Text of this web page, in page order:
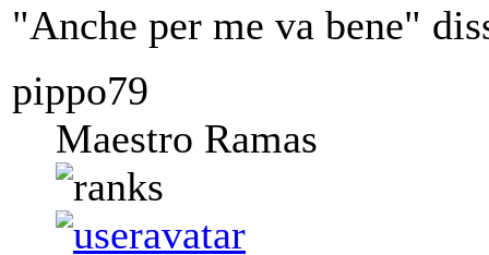
"Anche per me va bene"
pippo79
Maestro Ramas